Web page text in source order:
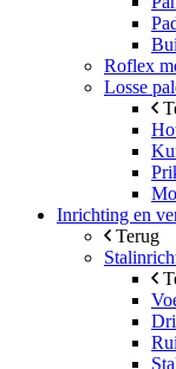
Roflex
Losse
Inrichting en
Terug